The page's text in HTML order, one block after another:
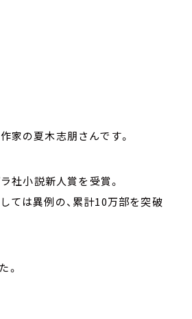
家の夏木志朋さんです。
社小説新人賞を受賞。
ては異例の、累計10万部を突破
。